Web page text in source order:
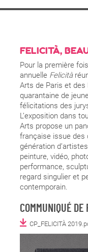
FELICITÀ,
Pour la première
annuelle Felicità
Arts de Paris et des
quarantaine de
félicitations des
L’exposition dans
Arts propose un
française issue des
génération
peinture, vidéo,
performance,
regard singulier et
contemporain.
COMMUNIQUÉ
CP_FELICITÀ